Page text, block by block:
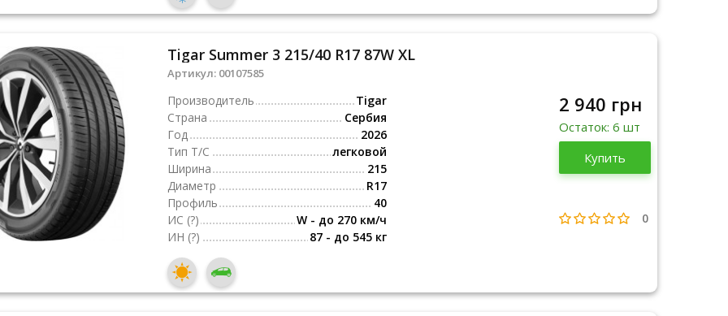
Tigar Summer 3 215/40 R17 87W XL
Артикул: 00107585
Производитель
Tigar
Страна
Сербия
Год
2026
Тип Т/С
легковой
Ширина
215
Диаметр
R17
Профиль
40
ИС (?)
W - до 270 км/ч
ИН (?) 87 - до 545 кг
Сербия
2026
2 940 грн
Остаток: 6 шт
Купить
0